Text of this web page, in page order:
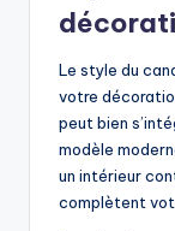
Le style du
votre
peut bien
modèle
un intérieur
complètent